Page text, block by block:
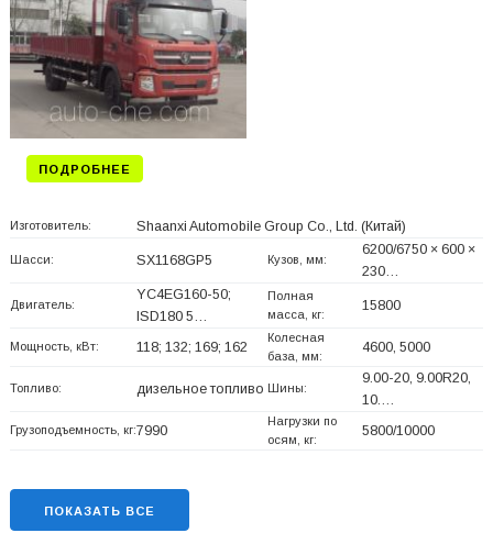
ПОДРОБНЕЕ
Изготовитель: Shaanxi Automobile Group Co., Ltd. (Китай)
Шасси: SX1168GP5 Кузов, мм:
6200/6750 × 600 ×
230…
Двигатель:
YC4EG160-50;
ISD180 5…
Полная
масса, кг:
15800
Мощность, кВт: 118; 132; 169; 162
Колесная
база, мм:
4600, 5000
Топливо: дизельное топливо Шины:
9.00-20, 9.00R20,
10.…
Грузоподъемность, кг:7990
Нагрузки по
осям, кг:
5800/10000
ПОКАЗАТЬ ВСЕ